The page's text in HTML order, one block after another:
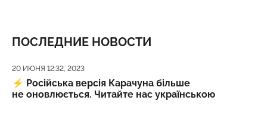
ПОСЛЕДНИЕ НОВОСТИ
Дата публикации
20 ИЮНЯ 12:32, 2023
⚡️ Російська версія Карачуна більше
не оновлюється. Читайте нас українською